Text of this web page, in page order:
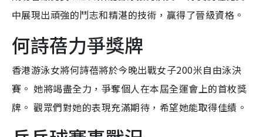
中展現出頑強的鬥志和精湛的技術，贏得了晉級資格。
何詩蓓力爭獎牌
香港游泳女將何詩蓓將於今晚出戰女子200米自由泳決
賽。 她將竭盡全力，爭奪個人在本屆全運會上的首枚獎
牌。 觀眾們對她的表現充滿期待，希望她能取得佳績。